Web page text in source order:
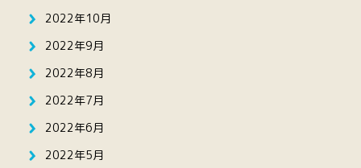
2022年10月
2022年9月
2022年8月
2022年7月
2022年6月
2022年5月